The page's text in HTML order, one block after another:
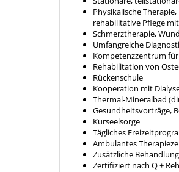
Physikalische
rehabilitative Pflege
Schmerztherapie,
Umfangreiche
Kompetenzzentrum
Rehabilitation von
Rückenschule
Kooperation mit
Thermal-Mineralbad
Gesundheitsvorträge,
Kurseelsorge
Tägliches
Ambulantes
Zusätzliche
Zertifiziert nach Q +